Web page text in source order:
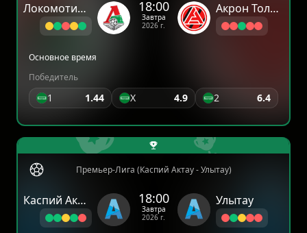
Локомотив Москва 18:00
Завтра
2026 г.
Акрон Тольятти
Основное время
Победитель
1 1.44 X 4.9 2 6.4
Премьер-Лига (Каспий Актау - Улытау)
Каспий Актау 18:00
Завтра
2026 г.
Улытау